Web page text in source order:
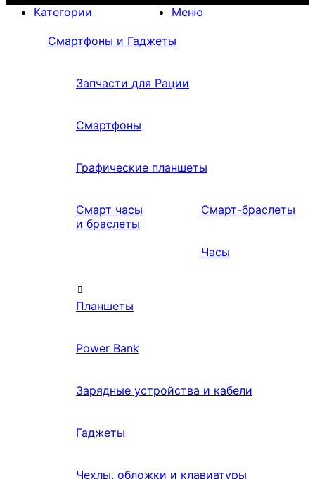
Меню
Категории
Смартфоны и Гаджеты
Запчасти для Рации
Смартфоны
Графические планшеты
Смарт часы
и браслеты
Смарт-браслеты
Часы
Планшеты
Power Bank
Зарядные устройства и кабели
Гаджеты
Чехлы, обложки и клавиатуры